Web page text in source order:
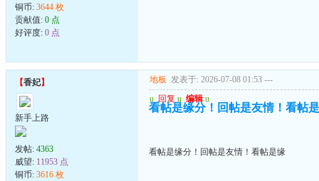
铜币: 3644 枚
贡献值: 0 点
好评度: 0 点
【香妃】
新手上路
发帖: 4363
威望: 11953 点
铜币: 3616 枚
地板 发表于: 2026-07-08 01:53 ---
u 回复 u 编辑 u
看帖是缘分！回帖是友情！看帖
看帖是缘分！回帖是友情！看帖是缘